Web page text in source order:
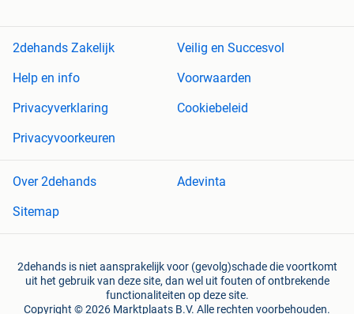
2dehands Zakelijk
Veilig en Succesvol
Help en info
Voorwaarden
Privacyverklaring
Cookiebeleid
Privacyvoorkeuren
Over 2dehands
Adevinta
Sitemap
2dehands is niet aansprakelijk voor (gevolg)schade die voortkomt
uit het gebruik van deze site, dan wel uit fouten of ontbrekende
functionaliteiten op deze site.
Copyright © 2026 Marktplaats B.V. Alle rechten voorbehouden.